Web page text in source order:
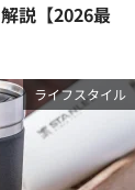
説【2026最
ライフスタイル